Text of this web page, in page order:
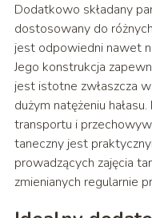
Dodatkowo składany
dostosowany do
jest odpowiedni nawet
Jego konstrukcja
jest istotne zwłaszcza
dużym natężeniu
transportu i
taneczny jest
prowadzących zajęcia
zmienianych regularnie